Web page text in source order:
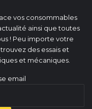
vos consommables
ainsi que toutes
! Peu importe votre
des essais et
et mécaniques.
email